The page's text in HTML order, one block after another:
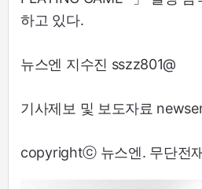
하고 있다.
뉴스엔 지수진 sszz801@
기사제보 및 보도자료
copyrightⓒ 뉴스엔. 무단전